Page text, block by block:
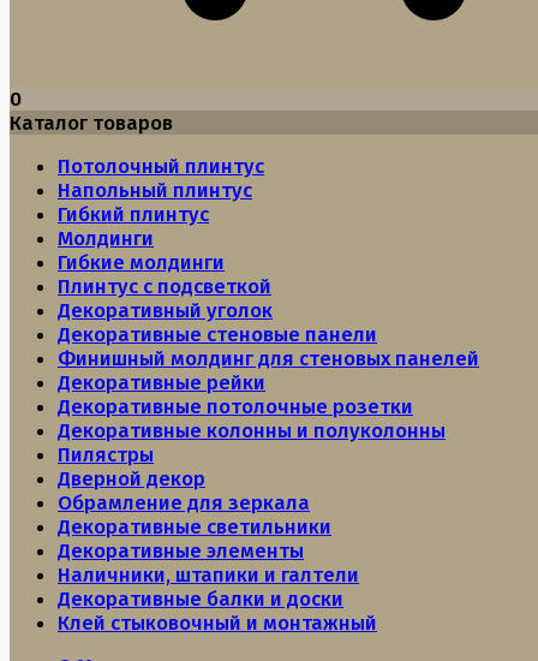
0
Каталог товаров
Потолочный плинтус
Напольный плинтус
Гибкий плинтус
Молдинги
Гибкие молдинги
Плинтус с подсветкой
Декоративный уголок
Декоративные стеновые панели
Финишный молдинг для стеновых панелей
Декоративные рейки
Декоративные потолочные розетки
Декоративные колонны и полуколонны
Пилястры
Дверной декор
Обрамление для зеркала
Декоративные светильники
Декоративные элементы
Наличники, штапики и галтели
Декоративные балки и доски
Клей стыковочный и монтажный